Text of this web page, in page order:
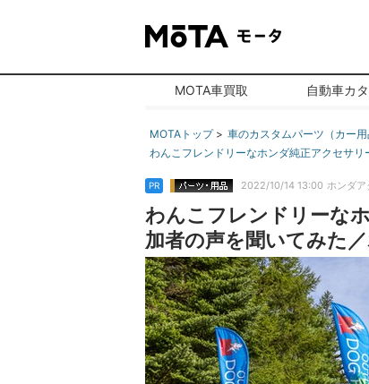
MOTA車買取 自動車カ
MOTAトップ
車のカスタムパーツ（カー用
わんこフレンドリーなホンダ純正アクセサ
PR 2022/10/14 13:00 ホンダア
わんこフレンドリーな
加者の声を聞いてみた